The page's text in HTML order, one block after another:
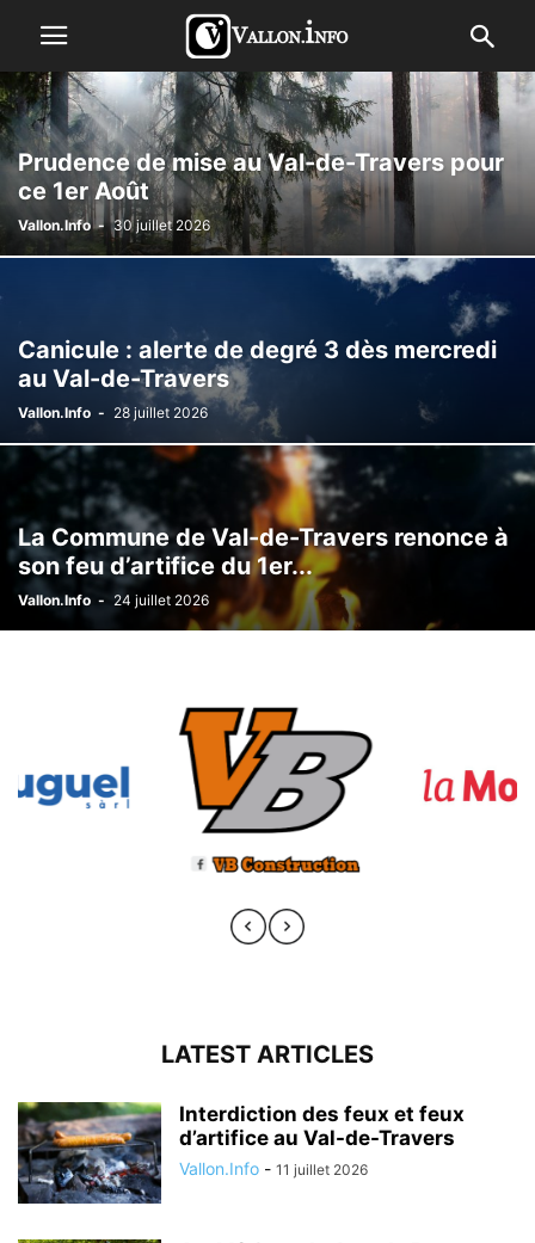
Prudence de mise au Val-de-Travers pour
ce 1er Août
Vallon.Info - 30 juillet 2026
Canicule : alerte de degré 3 dès mercredi
au Val-de-Travers
Vallon.Info - 28 juillet 2026
La Commune de Val-de-Travers renonce à
son feu d’artifice du 1er...
Vallon.Info - 24 juillet 2026
LATEST ARTICLES
Interdiction des feux et feux
d’artifice au Val-de-Travers
Vallon.Info - 11 juillet 2026